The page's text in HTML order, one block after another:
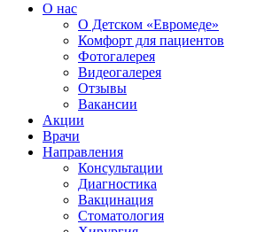
О нас
О Детском «Евромеде»
Комфорт для пациентов
Фотогалерея
Видеогалерея
Отзывы
Вакансии
Акции
Врачи
Направления
Консультации
Диагностика
Вакцинация
Стоматология